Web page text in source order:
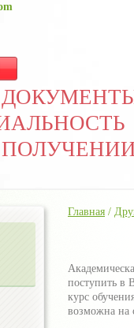
Главная /
поступить в
курс
возможна на